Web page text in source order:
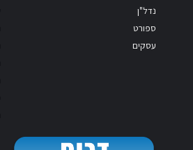
נדל"ן
ספורט
עסקים